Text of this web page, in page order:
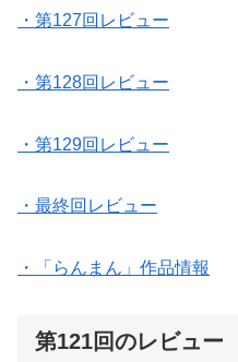
・第127回レビュー
・第128回レビュー
・第129回レビュー
・最終回レビュー
・「らんまん」作品情報
第121回のレビュー